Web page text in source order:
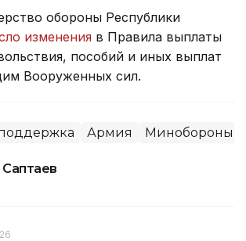
обороны Республики
изменения в Правила выплаты
пособий и иных выплат
Вооруженных сил.
Армия Минобороны